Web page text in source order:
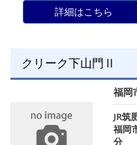
詳細はこちら
クリーク下山門Ⅱ
福岡
JR筑
福岡
分